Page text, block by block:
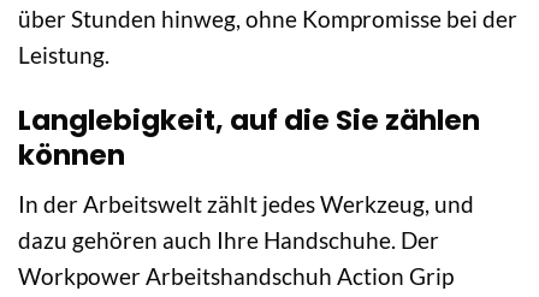
über Stunden hinweg, ohne Kompromisse bei der
Leistung.
Langlebigkeit, auf die Sie zählen
können
In der Arbeitswelt zählt jedes Werkzeug, und
dazu gehören auch Ihre Handschuhe. Der
Workpower Arbeitshandschuh Action Grip